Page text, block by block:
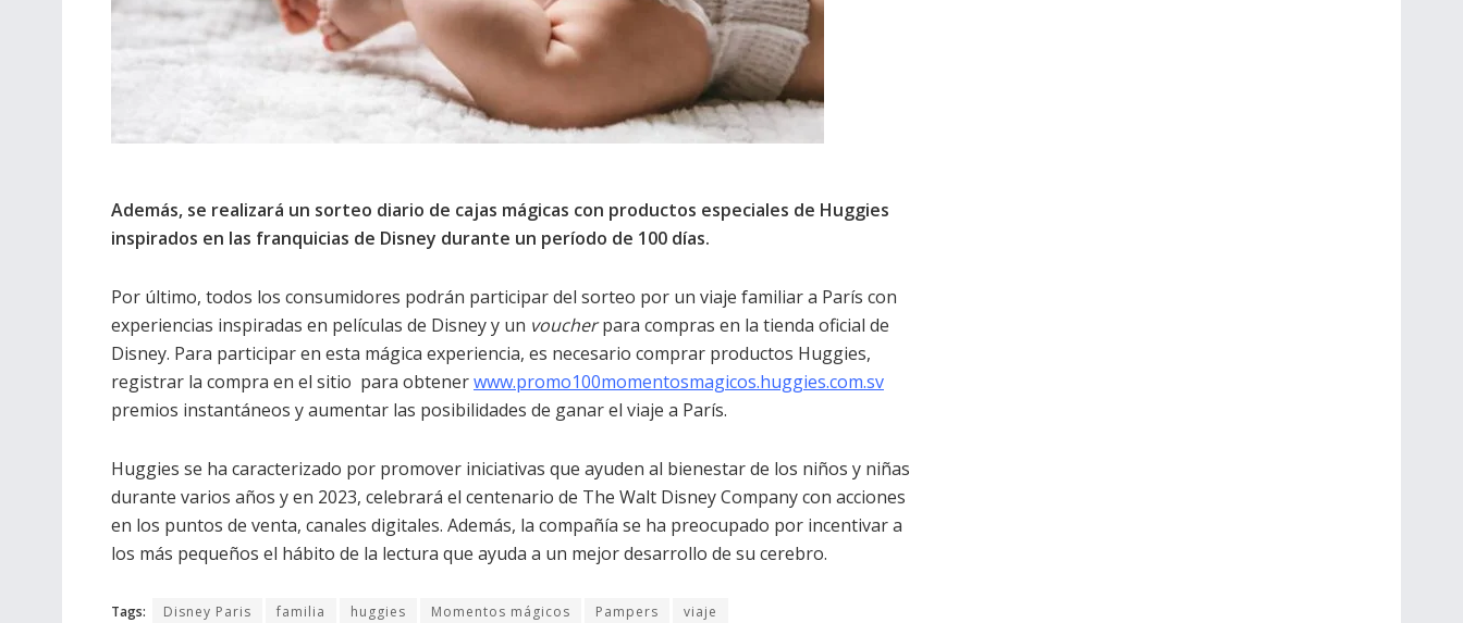
Además, se realizará un sorteo diario de cajas mágicas con productos especiales de Huggies
inspirados en las franquicias de Disney durante un período de 100 días.
Por último, todos los consumidores podrán participar del sorteo por un viaje familiar a París con
experiencias inspiradas en películas de Disney y un voucherpara compras en la tienda oficial de
Disney. Para participar en esta mágica experiencia, es necesario comprar productos Huggies,
registrar la compra en el sitio para obtenerwww.promo100momentosmagicos.huggies.com.sv
premios instantáneos y aumentar las posibilidades de ganar el viaje a París.
Huggies se ha caracterizado por promover iniciativas que ayuden al bienestar de los niños y niñas
durante varios años y en 2023, celebrará el centenario de The Walt Disney Company con acciones
en los puntos de venta, canales digitales. Además, la compañía se ha preocupado por incentivar a
los más pequeños el hábito de la lectura que ayuda a un mejor desarrollo de su cerebro.
Tags: Disney Paris familia huggies Momentos mágicos Pampers viaje